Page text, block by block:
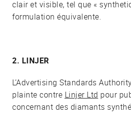
clair et visible, tel que «
formulation équivalente.
2. LINJER
L’Advertising Standards
plainte contre Linjer Ltd pour
concernant des diamants